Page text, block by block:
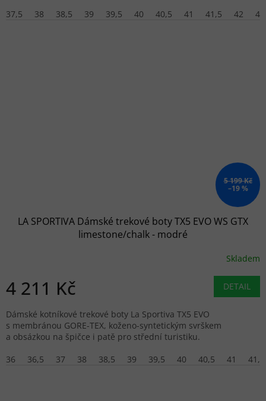
37,5
38 38,5 39 39,5 40 40,5 41 41,5 42
5 199 Kč
–19 %
LA SPORTIVA Dámské trekové boty TX5 EVO WS GTX
limestone/chalk - modré
Skladem
4 211 Kč DETAIL
Dámské kotníkové trekové boty La Sportiva TX5 EVO
s membránou GORE-TEX, koženo-syntetickým svrškem
a obsázkou na špičce i patě pro střední turistiku.
36
36,5 37 38 38,5 39 39,5 40 40,5 41 41,5